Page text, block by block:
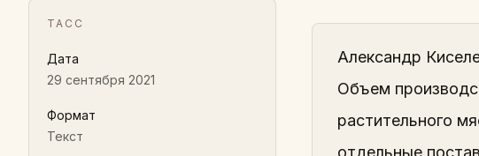
ТАСС
Дата
29 сентября 2021
Формат
Текст
Александр
Объем
растительного
отдельные